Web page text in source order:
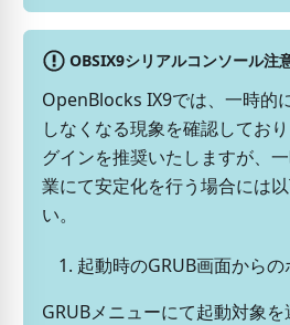
OBSIX9シリアルコンソール注
OpenBlocks IX9では、一時的
しなくなる現象を確認してお
グインを推奨いたしますが、
業にて安定化を行う場合には
い。
起動時のGRUB画面から
GRUBメニューにて起動対象